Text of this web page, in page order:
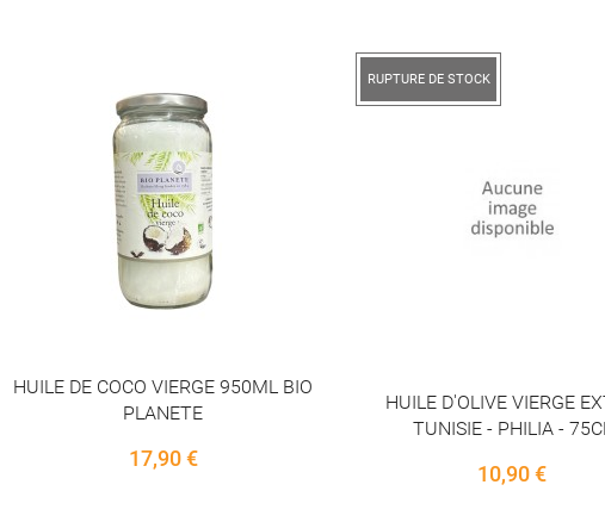
HUILE D'OLIVE VIERGE EXTRA
10,90 €
RUPTURE DE STOCK
A L'HUILE